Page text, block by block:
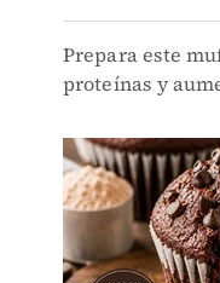
Prepara este
proteínas y